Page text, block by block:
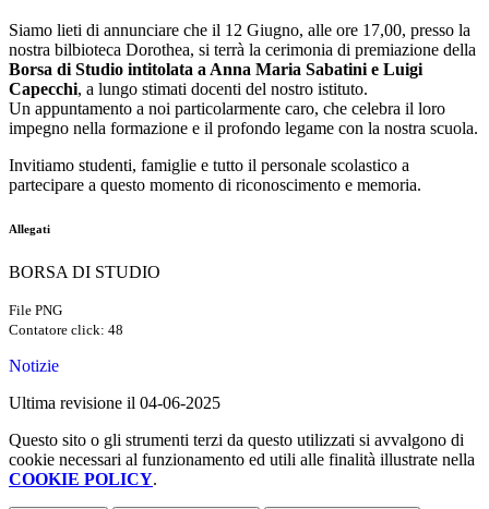
Siamo lieti di annunciare che il 12 Giugno, alle ore 17,00, presso la
nostra bilbioteca Dorothea, si terrà la cerimonia di premiazione della
Borsa di Studio intitolata a Anna Maria Sabatini e Luigi
Capecchi, a lungo stimati docenti del nostro istituto.
Un appuntamento a noi particolarmente caro, che celebra il loro
impegno nella formazione e il profondo legame con la nostra scuola.
Invitiamo studenti, famiglie e tutto il personale scolastico a
partecipare a questo momento di riconoscimento e memoria.
Allegati
BORSA DI STUDIO
File PNG
Contatore click: 48
Notizie
Ultima revisione il 04-06-2025
Questo sito o gli strumenti terzi da questo utilizzati si avvalgono di
cookie necessari al funzionamento ed utili alle finalità illustrate nella
COOKIE POLICY.